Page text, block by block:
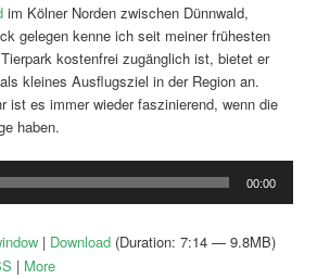
im Kölner Norden zwischen Dünnwald,
gelegen kenne ich seit meiner frühesten
kostenfrei zugänglich ist, bietet er
kleines Ausflugsziel in der Region an.
ist es immer wieder faszinierend, wenn die
haben.
00:00
| Download (Duration: 7:14 — 9.8MB)
| More